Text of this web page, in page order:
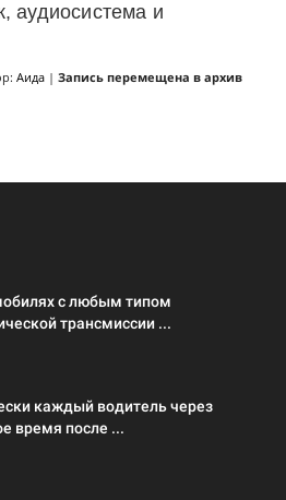
аудиосистема и
Аида | Запись перемещена в архив
с любым типом
трансмиссии ...
каждый водитель через
время после ...